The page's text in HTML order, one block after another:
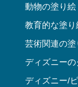
動物の塗り絵
教育的な塗り
芸術関連の塗
ディズニー
ディズニー/